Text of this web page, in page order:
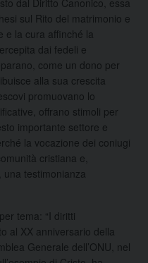
sul Rito del matrimonio e
e la cura affinché la
dai fedeli e
come un dono per
alla sua crescita
promuovano lo
offrano stimoli per
importante settore e
la vocazione dei coniugi
cristiana e,
testimonianza
tema: “I diritti
al XX anniversario della
Generale dell’ONU, nel